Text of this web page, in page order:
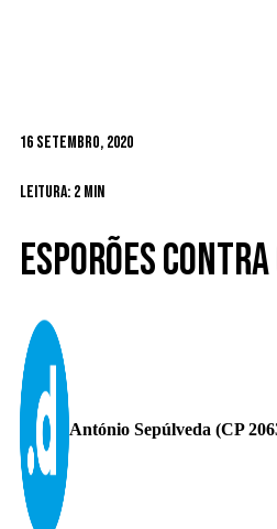
16 Setembro, 2020
Leitura: 2 min
Esporões
António Sepúlveda (CP